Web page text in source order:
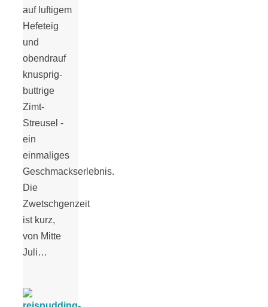
auf luftigem
Hefeteig
und
obendrauf
knusprig-
buttrige
Zimt-
Streusel -
ein
einmaliges
Geschmackserlebnis.
Die
Zwetschgenzeit
ist kurz,
von Mitte
Juli…